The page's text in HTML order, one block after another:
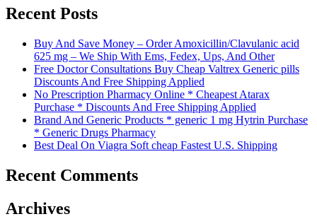
Recent Posts
Buy And Save Money – Order Amoxicillin/Clavulanic acid
625 mg – We Ship With Ems, Fedex, Ups, And Other
Free Doctor Consultations Buy Cheap Valtrex Generic pills
Discounts And Free Shipping Applied
No Prescription Pharmacy Online * Cheapest Atarax
Purchase * Discounts And Free Shipping Applied
Brand And Generic Products * generic 1 mg Hytrin Purchase
* Generic Drugs Pharmacy
Best Deal On Viagra Soft cheap Fastest U.S. Shipping
Recent Comments
Archives